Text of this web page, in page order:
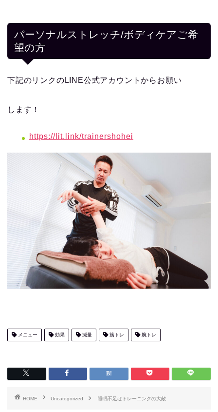
パーソナルストレッチ/ボディケアご希
望の方
下記のリンクのLINE公式アカウントからお願い
します！
https://lit.link/trainershohei
メニュー 効果 減量 筋トレ 腕トレ
HOME Uncategorized 睡眠不足はトレーニングの大敵